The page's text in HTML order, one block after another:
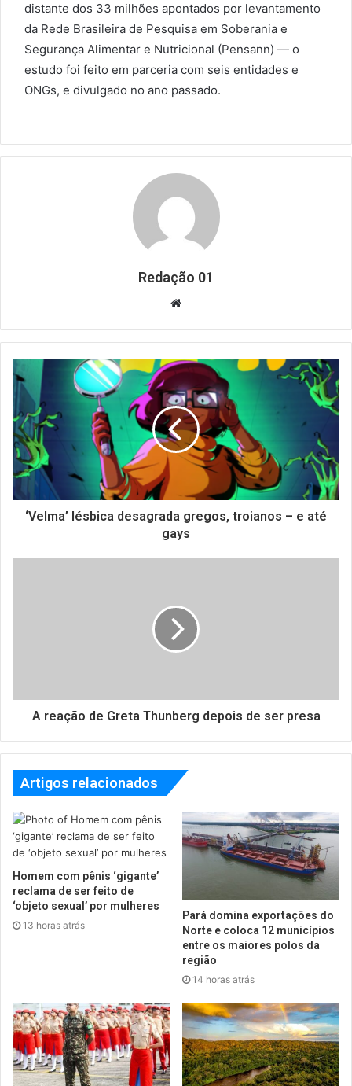
distante dos 33 milhões apontados por levantamento
da Rede Brasileira de Pesquisa em Soberania e
Segurança Alimentar e Nutricional (Pensann) — o
estudo foi feito em parceria com seis entidades e
ONGs, e divulgado no ano passado.
Redação 01
Website
‘Velma’ lésbica desagrada gregos, troianos – e até
gays
A reação de Greta Thunberg depois de ser presa
Artigos relacionados
Homem com pênis ‘gigante’
reclama de ser feito de
‘objeto sexual’ por mulheres
13 horas atrás
Pará domina exportações do
Norte e coloca 12 municípios
entre os maiores polos da
região
14 horas atrás